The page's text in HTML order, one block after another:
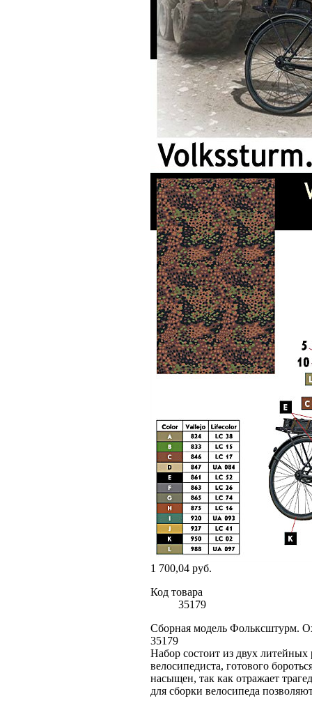
1 700,04 руб.
Код товара
35179
Сборная модель Фольксштурм.
35179
Набор состоит из двух литейных
велосипедиста, готового
насыщен, так как отражает
для сборки велосипеда